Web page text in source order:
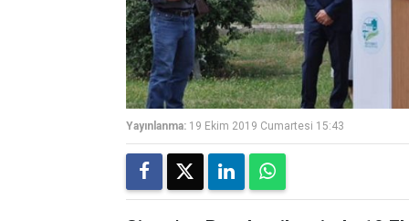
Yayınlanma: 19 Ekim 2019 Cumartesi 15:43